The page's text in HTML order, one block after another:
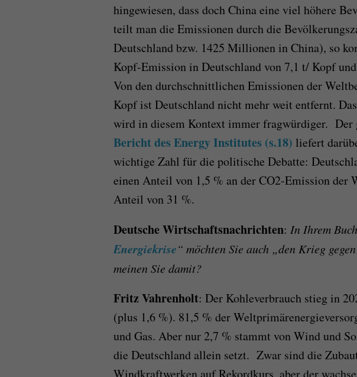
hingewiesen, dass doch China eine viel höhere
teilt man die Emissionen durch die
Deutschland bzw. 1425 Millionen in China), so
Kopf-Emission in Deutschland von 7,1 t/ Kopf
Von den durchschnittlichen Emissionen der
Kopf ist Deutschland nicht mehr weit entfernt.
wird in diesem Kontext immer fragwürdiger. Der
Bericht des Energy Institutes (s.18) liefert
wichtige Zahl für die politische Debatte:
einen Anteil von 1,5 % an der CO2-Emission der
Anteil von 31 %.
Deutsche Wirtschaftsnachrichten: In Ihrem
Energiekrise“ möchten Sie auch „den Krieg
meinen Sie damit?
Fritz Vahrenholt: Der Kohleverbrauch stieg in
(plus 1,6 %). 81,5 % der
und Gas. Aber nur 2,7 % stammt von Wind und
die Deutschland allein setzt. Zwar sind die
Windkraftwerken auf Rekordkurs, aber der